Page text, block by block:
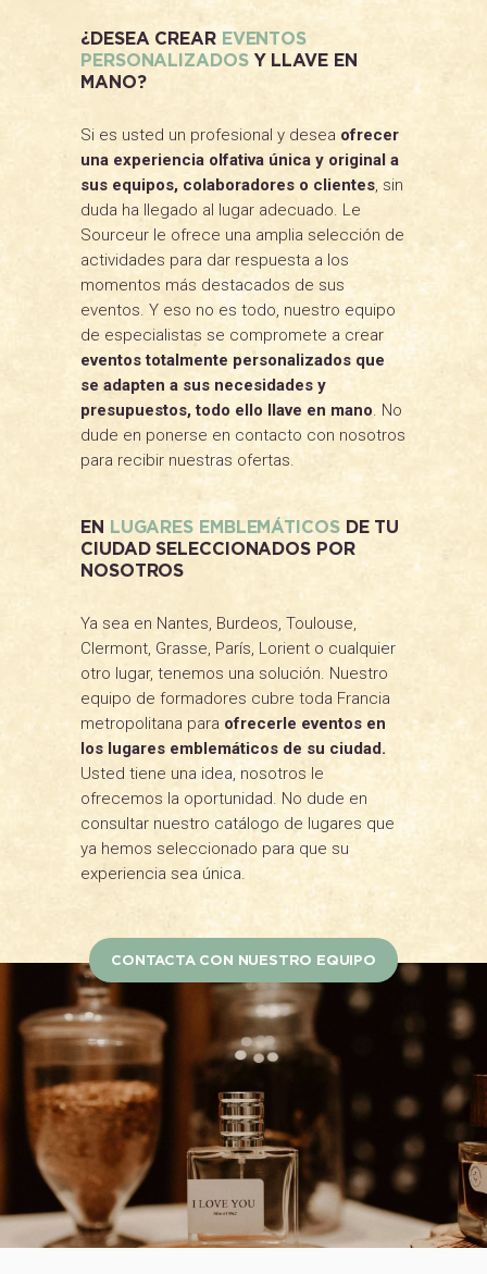
¿DESEA CREAR EVENTOS
PERSONALIZADOSY LLAVE EN
MANO?
Si es usted un profesional y desea ofrecer
una experiencia olfativa única y original a
sus equipos, colaboradores o clientes, sin
duda ha llegado al lugar adecuado. Le
Sourceur le ofrece una amplia selección de
actividades para dar respuesta a los
momentos más destacados de sus
eventos. Y eso no es todo, nuestro equipo
de especialistas se compromete a crear
eventos totalmente personalizados que
se adapten a sus necesidades y
presupuestos, todo ello llave en mano. No
dude en ponerse en contacto con nosotros
para recibir nuestras ofertas.
EN LUGARES EMBLEMÁTICOSDE TU
CIUDAD SELECCIONADOS POR
NOSOTROS
Ya sea en Nantes, Burdeos, Toulouse,
Clermont, Grasse, París, Lorient o cualquier
otro lugar, tenemos una solución. Nuestro
equipo de formadores cubre toda Francia
metropolitana para ofrecerle eventos en
los lugares emblemáticos de su ciudad.
Usted tiene una idea, nosotros le
ofrecemos la oportunidad. No dude en
consultar nuestro catálogo de lugares que
ya hemos seleccionado para que su
experiencia sea única.
CONTACTA CON NUESTRO EQUIPO